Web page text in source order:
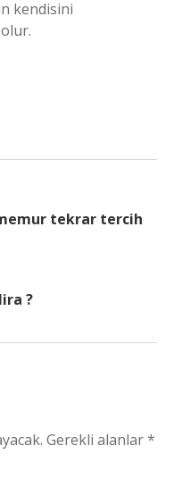
kendisini
tekrar tercih
?
Gerekli alanlar*